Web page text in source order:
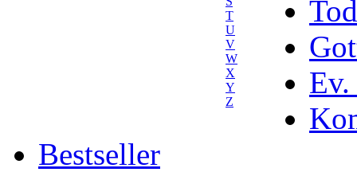
T
U
V
W
X
Y
Z
Ev.
Bestseller